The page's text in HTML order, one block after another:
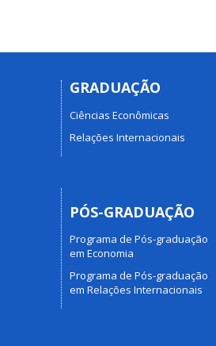
GRADUAÇÃO
Ciências Econômicas
Relações Internacionais
PÓS-GRADUAÇÃO
Programa de Pós-graduação
em Economia
Programa de Pós-graduação
em Relações Internacionais